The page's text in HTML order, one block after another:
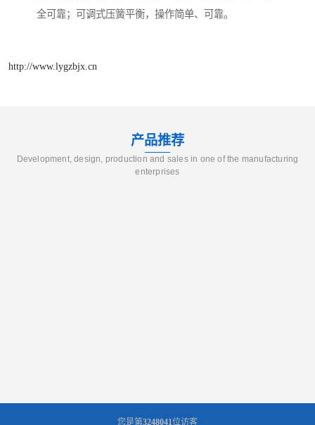
全可靠；可调式压簧平衡，操作简单、可靠。
http://www.lygzbjx.cn
产品推荐
Development, design, production and sales in one of the manufacturing
enterprises
您是第3248041位访客